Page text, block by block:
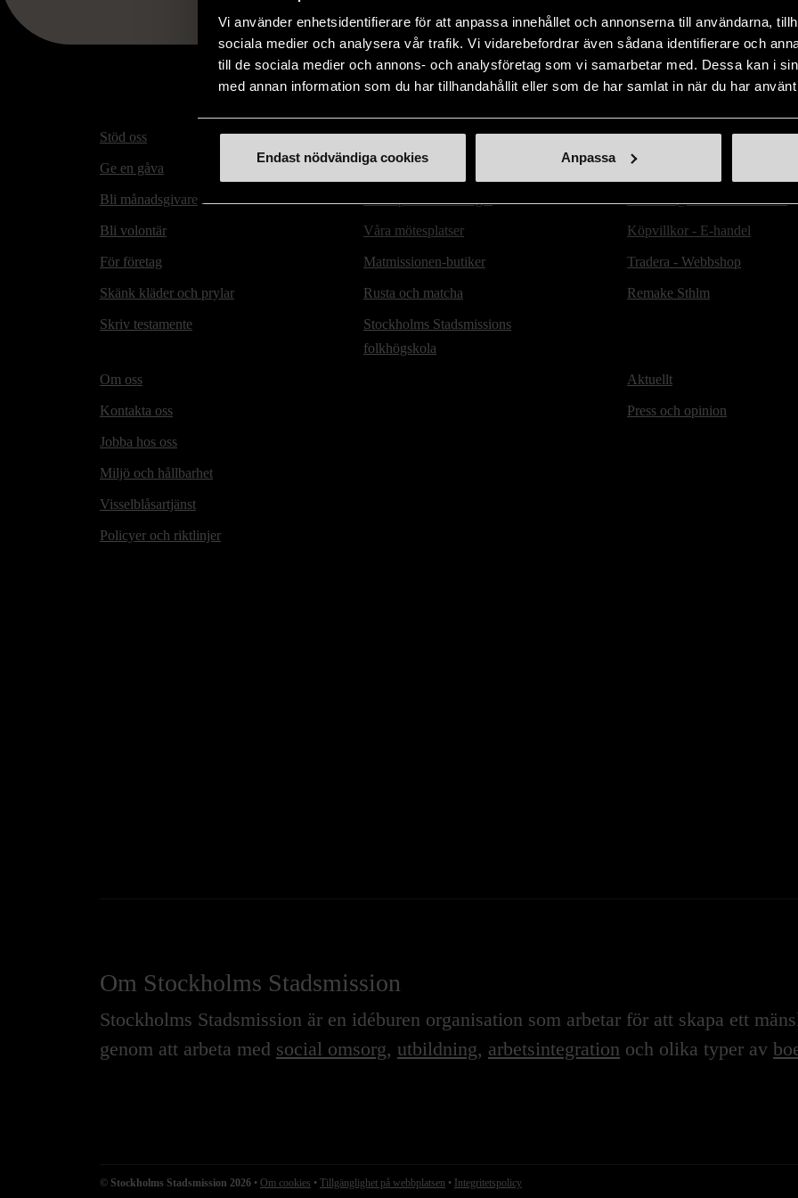
Vi använder enhetsidentifierare för att anpassa innehållet och annonserna till användarna,
sociala medier och analysera vår trafik. Vi vidarebefordrar även sådana identifierare och
till de sociala medier och annons- och analysföretag som vi samarbetar med. Dessa kan i
med annan information som du har tillhandahållit eller som de har samlat in när du har
Endast nödvändiga cookies Anpassa
Stöd oss
Ge en gåva
Bli månadsgivare
Bli volontär
För företag
Skänk kläder och prylar
Skriv testamente
Hitta till oss
Second hand-butiker
Våra mötesplatser
Matmissionen-butiker
Rusta och matcha
Stockholms Stadsmissions
folkhögskola
Handla second hand online
Webbshop - E-handel
Köpvillkor - E-handel
Tradera - Webbshop
Remake Sthlm
Om oss
Kontakta oss
Jobba hos oss
Miljö och hållbarhet
Visselblåsartjänst
Policyer och riktlinjer
Aktuellt
Press och opinion
Om Stockholms Stadsmission
Stockholms Stadsmission är en idéburen organisation som arbetar för att skapa ett
genom att arbeta med social omsorg, utbildning, arbetsintegration och olika typer av
© Stockholms Stadsmission 2026 • Om cookies • Tillgänglighet på webbplatsen • Integritetspolicy